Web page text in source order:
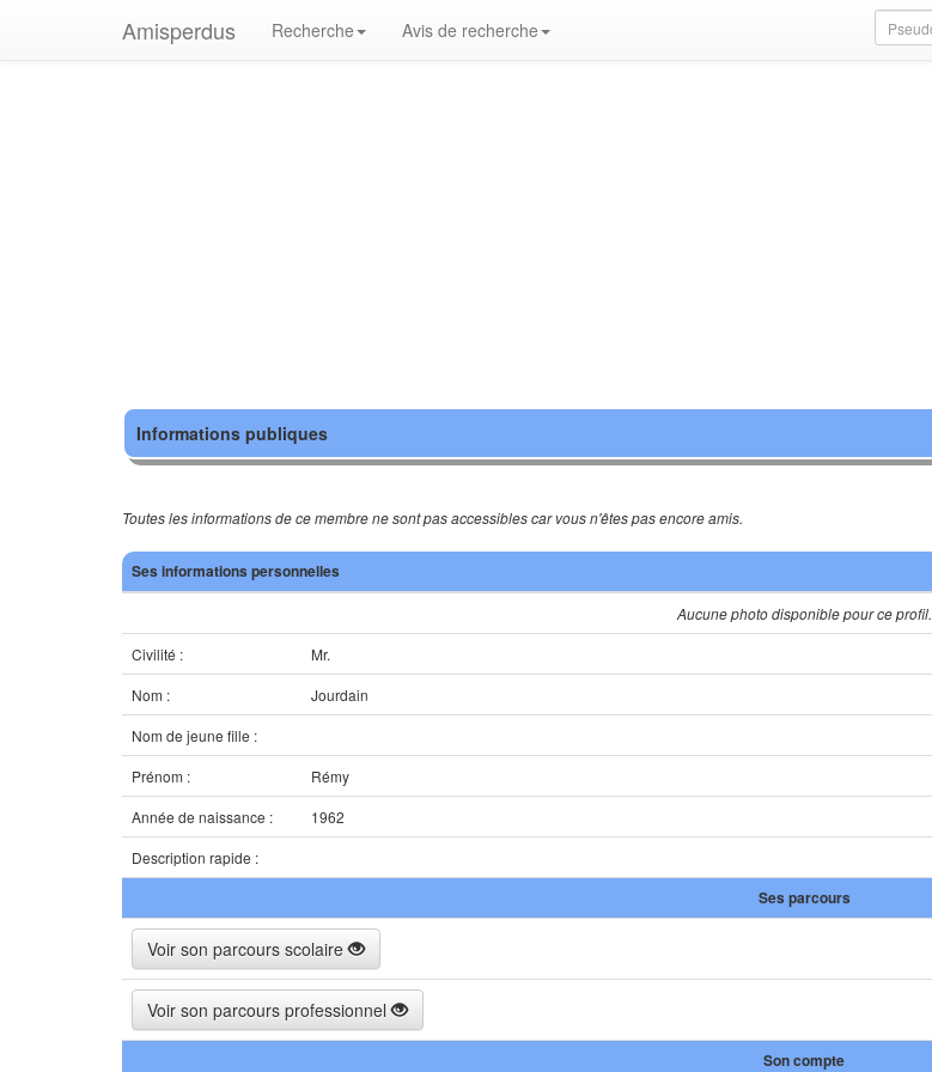
Amisperdus Recherche Avis de recherche
Informations publiques
Toutes les informations de ce membre ne sont pas accessibles car vous n'êtes pas encore amis.
Ses informations personnelles
Aucune photo disponible pour ce profil.
Civilité :
Mr.
Nom :
Jourdain
Nom de jeune fille :
Prénom :
Rémy
Année de naissance :
1962
Description rapide :
Ses parcours
Voir son parcours scolaire
Voir son parcours professionnel
Son compte